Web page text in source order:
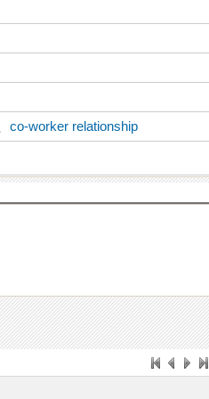
、co-worker relationship